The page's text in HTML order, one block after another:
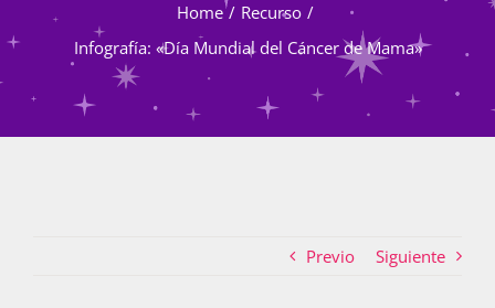
Programas
Atención de la violencia de género
Home
Recurso
Infografía: «Día Mundial del Cáncer de Mama»
Previo Siguiente